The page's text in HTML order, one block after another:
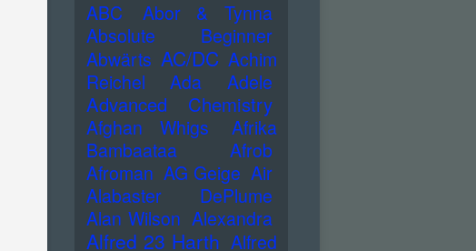
ABC
Abor & Tynna
Absolute Beginner
Abwärts AC/DC Achim
Reichel
Ada Adele
Advanced Chemistry
Afghan Whigs
Afrika
Bambaataa
Afrob
Afroman AG Geige Air
Alabaster DePlume
Alan Wilson Alexandra
Alfred 23 Harth Alfred